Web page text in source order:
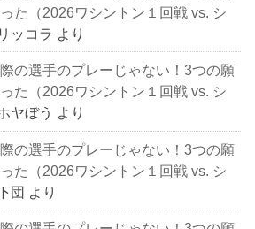
た（2026ワシントン１回戦 vs. シ
リッコラ より
際の選手のプレーじゃない！3つの願
た（2026ワシントン１回戦 vs. シ
ヤぼう より
際の選手のプレーじゃない！3つの願
た（2026ワシントン１回戦 vs. シ
団 より